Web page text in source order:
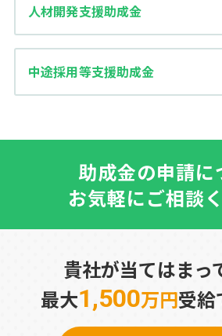
人材開発支援助成金
中途採用等支援助成金
助成金の申請に
お気軽にご相談
貴社が当てはまっ
最大1,500万円受給